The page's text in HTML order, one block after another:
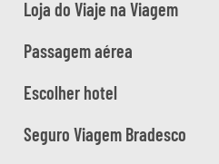
Loja do Viaje na Viagem
Passagem aérea
Escolher hotel
Seguro Viagem Bradesco